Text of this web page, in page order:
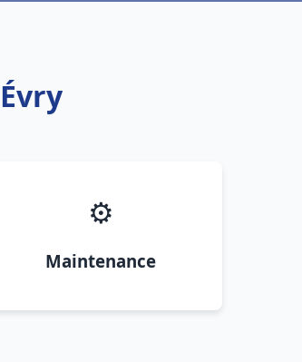
⚙️
Maintenance